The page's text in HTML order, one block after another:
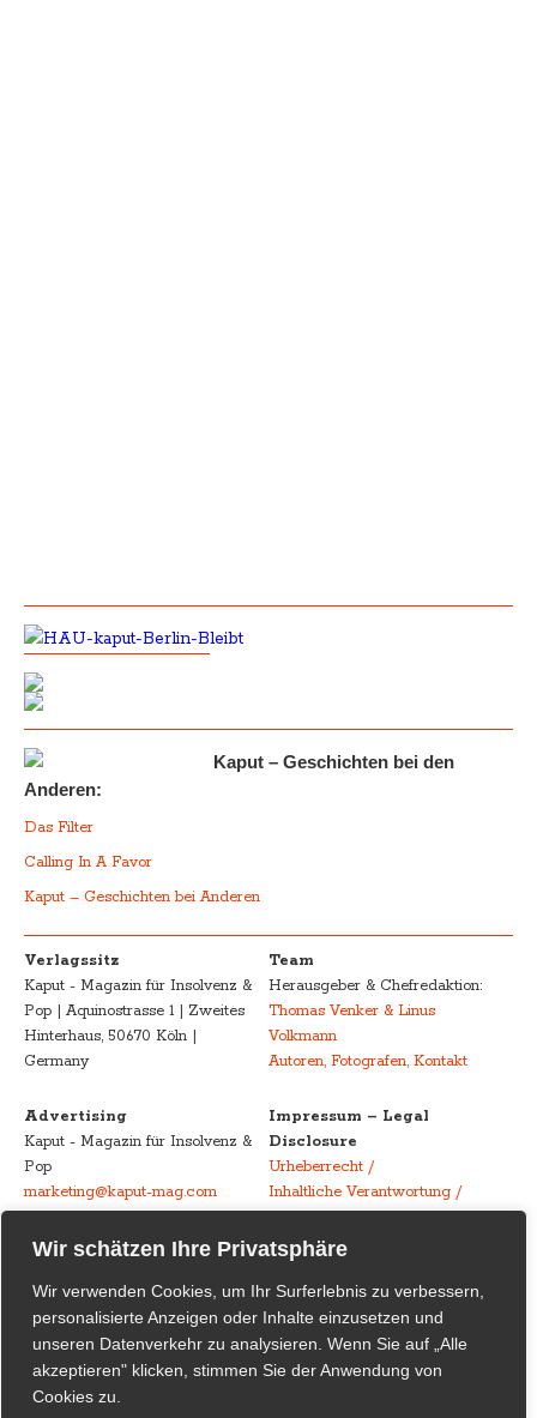
Wir schätzen Ihre Privatsphäre
Wir verwenden Cookies, um Ihr Surferlebnis zu verbessern,
personalisierte Anzeigen oder Inhalte einzusetzen und
unseren Datenverkehr zu analysieren. Wenn Sie auf „Alle
akzeptieren" klicken, stimmen Sie der Anwendung von
Cookies zu.
Kaput – Geschichten bei den
Anderen:
Das Filter
Calling In A Favor
Kaput – Geschichten bei Anderen
Verlagssitz
Kaput - Magazin für Insolvenz &
Pop | Aquinostrasse 1 | Zweites
Hinterhaus, 50670 Köln |
Germany
Team
Herausgeber & Chefredaktion:
Thomas Venker & Linus
Volkmann
Autoren, Fotografen, Kontakt
Advertising
Kaput - Magazin für Insolvenz &
Pop
marketing@kaput-mag.com
Impressum – Legal
Disclosure
Urheberrecht /
Inhaltliche Verantwortung /
Rechtswirksamkeit
Kaput – Magazin für Insolvenz
& Popdankt seinen
Supporter_innen!